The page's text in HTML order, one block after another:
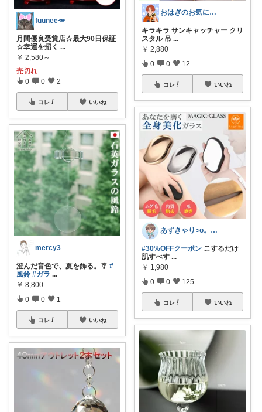
fuunee🥕
月間優良受賞店☆最大90日保証
☆幸運を招く ...
￥ 2,580～
売切れ
0 0 2
コレ いいね
mercy3
澄んだ音色で、夏を飾る。🎐 #
風鈴 #ガラ ...
￥ 8,800
0 0 1
コレ いいね
おはぎのお気に入り★
キラキラ サンキャッチャー クリ
スタル 吊 ...
￥ 2,880
0 0 12
コレ いいね
あずきゃり○o。.🐟🐠
#30%OFFクーポン こするだけ
肌すべす ...
￥ 1,980
0 0 125
コレ いいね